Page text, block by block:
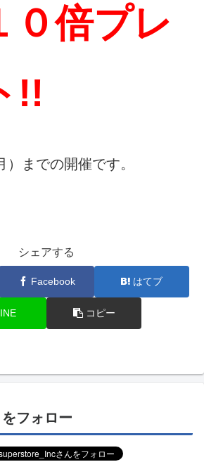
倍プレ
!!
までの開催です。
シェアする
Facebook はてブ
コピー
フォロー